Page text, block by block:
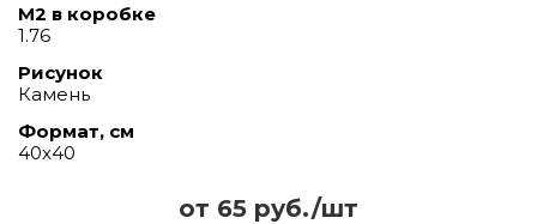
от 65 руб./шт
М2 в коробке
1.76
Рисунок
Камень
Формат, см
40x40